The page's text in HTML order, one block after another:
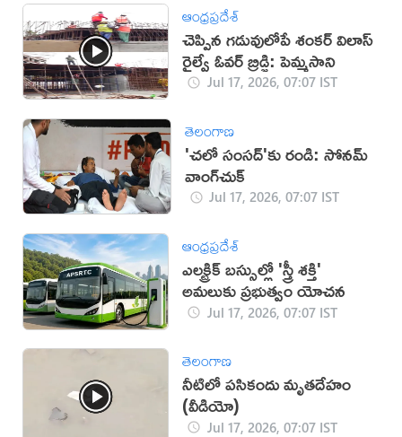
ఆంధ్రప్రదేశ్
చెప్పిన గడువులోపే శంకర్ విలాస్
రైల్వే ఓవర్ బ్రిడ్జి: పెమ్మసాని
Jul 17, 2026, 07:07 IST
తెలంగాణ
'చలో సంసద్'కు రండి: సోనమ్
వాంగ్‌చుక్
Jul 17, 2026, 07:07 IST
ఆంధ్రప్రదేశ్
ఎలక్ట్రిక్ బస్సుల్లో 'స్త్రీ శక్తి'
అమలుకు ప్రభుత్వం యోచన
Jul 17, 2026, 07:07 IST
తెలంగాణ
నీటిలో పసికందు మృతదేహం
(వీడియో)
Jul 17, 2026, 07:07 IST